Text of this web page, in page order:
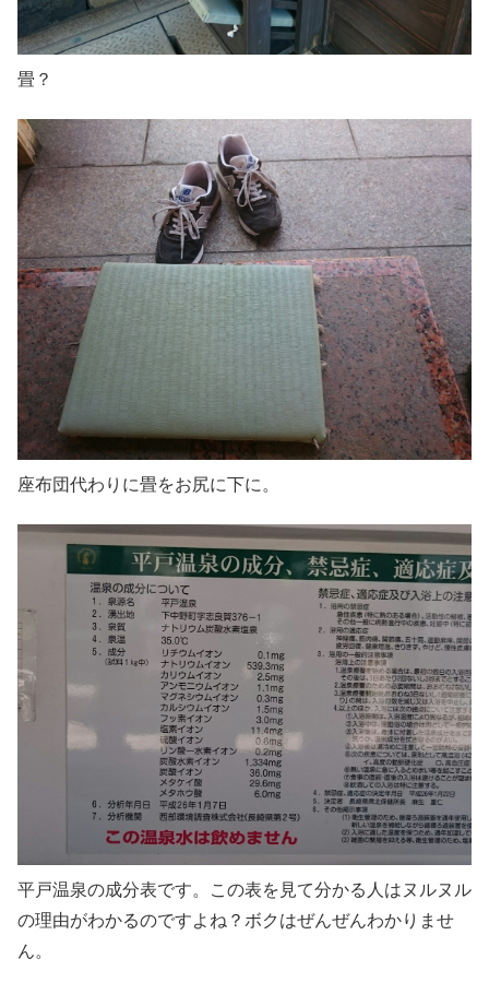
畳？
座布団代わりに畳をお尻に下に。
平戸温泉の成分表です。この表を見て分かる人はヌルヌル
の理由がわかるのですよね？ボクはぜんぜんわかりませ
ん。